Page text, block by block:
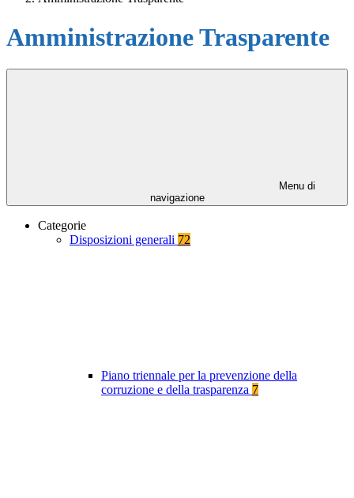
Amministrazione Trasparente
Menu di
navigazione
Categorie
Disposizioni generali 72
Piano triennale per la prevenzione della
corruzione e della trasparenza 7